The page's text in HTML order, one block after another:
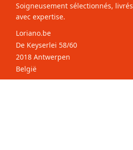
Soigneusement sélectionnés, livrés
avec expertise.
Loriano.be
De Keyserlei 58/60
2018 Antwerpen
België